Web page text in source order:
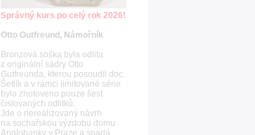
Správný kurs po celý rok 2026!
Otto Gutfreund, Námořník
Bronzová soška byla odlita
z originální sádry Otto
Gutfreunda, kterou posoudil doc.
Šetlík a v rámci limitované série
bylo zhotoveno pouze šest
číslovaných odlitků.
Jde o nerealizovaný návrh
na sochařskou výzdobu domu
Anglobanky v Praze a spadá